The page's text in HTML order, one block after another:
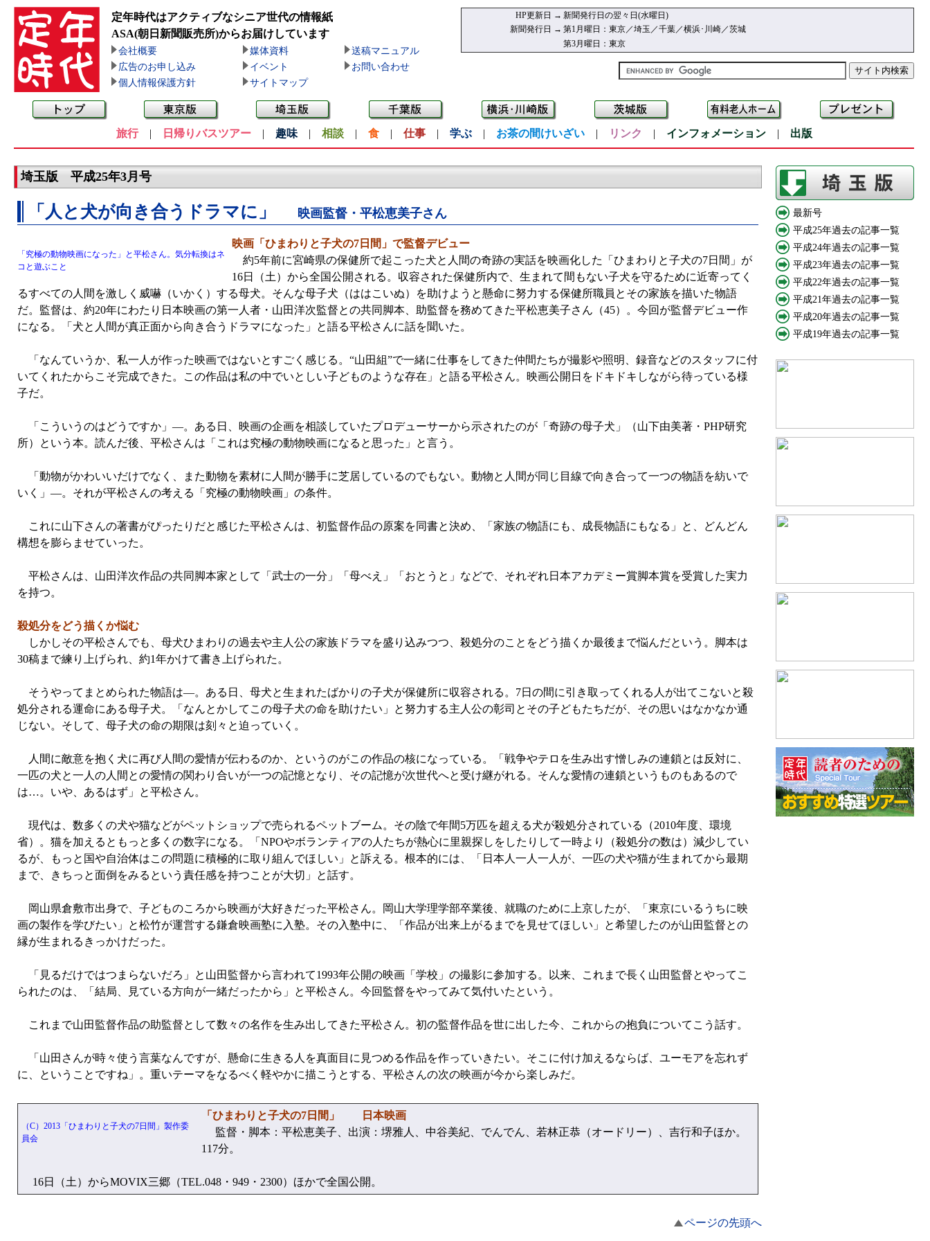
定年時代はアクティブなシニア世代の情報紙
ASA(朝日新聞販売所)からお届けしています
会社概要 媒体資料
送稿マニュアル
広告のお申し込み
イベント
お問い合わせ
個人情報保護方針
サイトマップ
HP更新日 → 新聞発行日の翌々日(水曜日)
新聞発行日 → 第1月曜日：東京／埼玉／千葉／横浜･川崎／茨城
第3月曜日：東京
旅行| 日帰りバスツアー| 趣味| 相談| 食| 仕事| 学ぶ| お茶の間けいざい| リンク | インフォメーション| 出版
埼玉版 平成25年3月号
「人と犬が向き合うドラマに」 映画監督・平松恵美子さん
「究極の動物映画になった」と平松さん。気分転換はネ
コと遊ぶこと
映画「ひまわりと子犬の7日間」で監督デビュー
約5年前に宮崎県の保健所で起こった犬と人間の奇跡の実話を映画化した「ひまわりと子犬の7日間」が
16日（土）から全国公開される。収容された保健所内で、生まれて間もない子犬を守るために近寄ってく
るすべての人間を激しく威嚇（いかく）する母犬。そんな母子犬（ははこいぬ）を助けようと懸命に努力する保健所職員とその家族を描いた物語
だ。監督は、約20年にわたり日本映画の第一人者・山田洋次監督との共同脚本、助監督を務めてきた平松恵美子さん（45）。今回が監督デビュー作
になる。「犬と人間が真正面から向き合うドラマになった」と語る平松さんに話を聞いた。
「なんていうか、私一人が作った映画ではないとすごく感じる。“山田組”で一緒に仕事をしてきた仲間たちが撮影や照明、録音などのスタッフに付
いてくれたからこそ完成できた。この作品は私の中でいとしい子どものような存在」と語る平松さん。映画公開日をドキドキしながら待っている様
子だ。
「こういうのはどうですか」—。ある日、映画の企画を相談していたプロデューサーから示されたのが「奇跡の母子犬」（山下由美著・PHP研究
所）という本。読んだ後、平松さんは「これは究極の動物映画になると思った」と言う。
「動物がかわいいだけでなく、また動物を素材に人間が勝手に芝居しているのでもない。動物と人間が同じ目線で向き合って一つの物語を紡いで
いく」—。それが平松さんの考える「究極の動物映画」の条件。
これに山下さんの著書がぴったりだと感じた平松さんは、初監督作品の原案を同書と決め、「家族の物語にも、成長物語にもなる」と、どんどん
構想を膨らませていった。
平松さんは、山田洋次作品の共同脚本家として「武士の一分」「母べえ」「おとうと」などで、それぞれ日本アカデミー賞脚本賞を受賞した実力
を持つ。
殺処分をどう描くか悩む
しかしその平松さんでも、母犬ひまわりの過去や主人公の家族ドラマを盛り込みつつ、殺処分のことをどう描くか最後まで悩んだという。脚本は
30稿まで練り上げられ、約1年かけて書き上げられた。
そうやってまとめられた物語は—。ある日、母犬と生まれたばかりの子犬が保健所に収容される。7日の間に引き取ってくれる人が出てこないと殺
処分される運命にある母子犬。「なんとかしてこの母子犬の命を助けたい」と努力する主人公の彰司とその子どもたちだが、その思いはなかなか通
じない。そして、母子犬の命の期限は刻々と迫っていく。
人間に敵意を抱く犬に再び人間の愛情が伝わるのか、というのがこの作品の核になっている。「戦争やテロを生み出す憎しみの連鎖とは反対に、
一匹の犬と一人の人間との愛情の関わり合いが一つの記憶となり、その記憶が次世代へと受け継がれる。そんな愛情の連鎖というものもあるので
は…。いや、あるはず」と平松さん。
現代は、数多くの犬や猫などがペットショップで売られるペットブーム。その陰で年間5万匹を超える犬が殺処分されている（2010年度、環境
省）。猫を加えるともっと多くの数字になる。「NPOやボランティアの人たちが熱心に里親探しをしたりして一時より（殺処分の数は）減少してい
るが、もっと国や自治体はこの問題に積極的に取り組んでほしい」と訴える。根本的には、「日本人一人一人が、一匹の犬や猫が生まれてから最期
まで、きちっと面倒をみるという責任感を持つことが大切」と話す。
岡山県倉敷市出身で、子どものころから映画が大好きだった平松さん。岡山大学理学部卒業後、就職のために上京したが、「東京にいるうちに映
画の製作を学びたい」と松竹が運営する鎌倉映画塾に入塾。その入塾中に、「作品が出来上がるまでを見せてほしい」と希望したのが山田監督との
縁が生まれるきっかけだった。
「見るだけではつまらないだろ」と山田監督から言われて1993年公開の映画「学校」の撮影に参加する。以来、これまで長く山田監督とやってこ
られたのは、「結局、見ている方向が一緒だったから」と平松さん。今回監督をやってみて気付いたという。
これまで山田監督作品の助監督として数々の名作を生み出してきた平松さん。初の監督作品を世に出した今、これからの抱負についてこう話す。
「山田さんが時々使う言葉なんですが、懸命に生きる人を真面目に見つめる作品を作っていきたい。そこに付け加えるならば、ユーモアを忘れず
に、ということですね」。重いテーマをなるべく軽やかに描こうとする、平松さんの次の映画が今から楽しみだ。
（C）2013「ひまわりと子犬の7日間」製作委
員会
「ひまわりと子犬の7日間」 日本映画
監督・脚本：平松恵美子、出演：堺雅人、中谷美紀、でんでん、若林正恭（オードリー）、吉行和子ほか。
117分。
16日（土）からMOVIX三郷（TEL.048・949・2300）ほかで全国公開。
ページの先頭へ
最新号
平成25年過去の記事一覧
平成24年過去の記事一覧
平成23年過去の記事一覧
平成22年過去の記事一覧
平成21年過去の記事一覧
平成20年過去の記事一覧
平成19年過去の記事一覧